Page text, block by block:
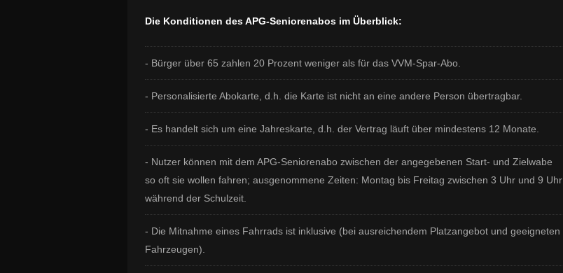
Die Konditionen des APG-Seniorenabos im Überblick:
- Bürger über 65 zahlen 20 Prozent weniger als für das VVM-Spar-Abo.
- Personalisierte Abokarte, d.h. die Karte ist nicht an eine andere Person übertragbar.
- Es handelt sich um eine Jahreskarte, d.h. der Vertrag läuft über mindestens 12 Monate.
- Nutzer können mit dem APG-Seniorenabo zwischen der angegebenen Start- und Zielwabe
so oft sie wollen fahren; ausgenommene Zeiten: Montag bis Freitag zwischen 3 Uhr und 9 Uhr
während der Schulzeit.
- Die Mitnahme eines Fahrrads ist inklusive (bei ausreichendem Platzangebot und geeigneten
Fahrzeugen).